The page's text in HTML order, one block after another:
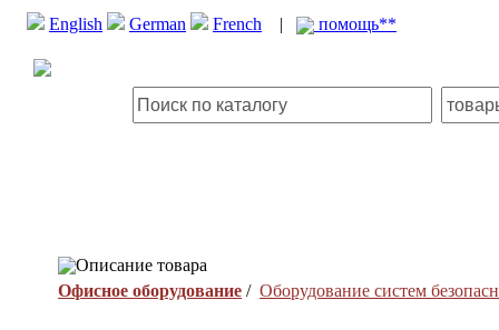
English German French | помощь**
Описание товара
Офисное оборудование / Оборудование систем